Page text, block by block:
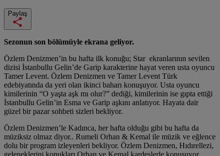
Paylaş
Sezonun son bölümüyle ekrana geliyor.
Özlem Denizmen’in bu hafta ilk konuğu; Star ekranlarının sevilen
dizisi İstanbullu Gelin’de Garip karakterine hayat veren usta oyuncu
Tamer Levent. Özlem Denizmen ve Tamer Levent Türk
edebiyatında da yeri olan ikinci baharı konuşuyor. Usta oyuncu
kimilerinin “O yaşta aşk mı olur?” dediği, kimilerinin ise gıpta ettiği
İstanbullu Gelin’in Esma ve Garip aşkını anlatıyor. Hayata dair
güzel bir pazar sohbeti sizleri bekliyor.
Özlem Denizmen’le Kadınca, her hafta olduğu gibi bu hafta da
müziksiz olmaz diyor.. Rumeli Orhan & Kemal ile müzik ve eğlence
dolu bir program izleyenleri bekliyor. Özlem Denizmen, Hıdırellezi,
geleneklerini konukları Orhan ve Kemal kardeşlerle konuşuyor.